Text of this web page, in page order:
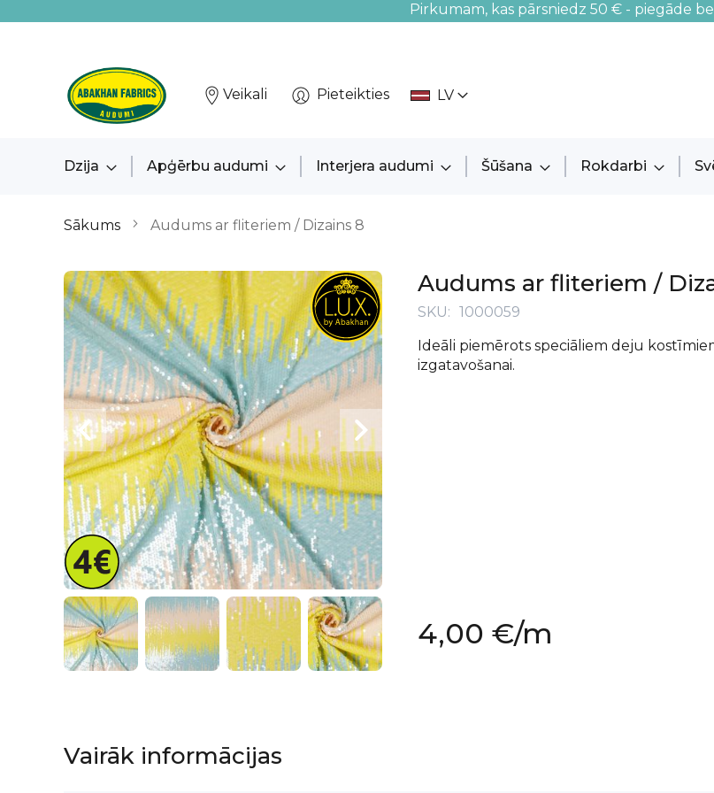
Pirkumam, kas pārsniedz 50 € - piegāde
Veikali Pieteikties LV
Dzija Apģērbu audumi Interjera audumi Šūšana Rokdarbi
Sākums Audums ar fliteriem / Dizains 8
Audums ar fliteriem /
SKU
1000059
Ideāli piemērots speciāliem deju
izgatavošanai.
4,00 €/m
Iet
uz
galerijas
beigām
Vairāk informācijas